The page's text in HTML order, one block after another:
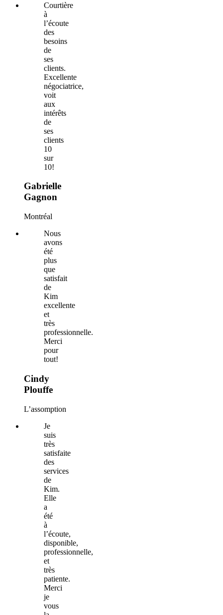
Courtière
à
l’écoute
des
besoins
de
ses
clients.
Excellente
négociatrice,
voit
aux
intérêts
de
ses
clients
10
sur
10!
Gabrielle
Gagnon
Montréal
Nous
avons
été
plus
que
satisfait
de
Kim
excellente
et
très
professionnelle.
Merci
pour
tout!
Cindy
Plouffe
L’assomption
Je
suis
très
satisfaite
des
services
de
Kim.
Elle
a
été
à
l’écoute,
disponible,
professionnelle,
et
très
patiente.
Merci
je
vous